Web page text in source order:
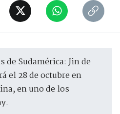
el 28 de octubre en
en uno de los